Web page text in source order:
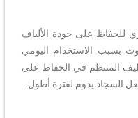
على جودة الألياف
بسبب الاستخدام اليومي
المنتظم في الحفاظ على
السجاد يدوم لفترة أطول.